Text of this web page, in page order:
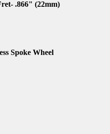
.866" (22mm)
Spoke Wheel